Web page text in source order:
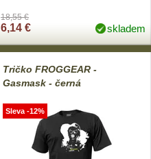
18,55 €
6,14 € skladem
Tričko FROGGEAR -
Gasmask - černá
Sleva -12%